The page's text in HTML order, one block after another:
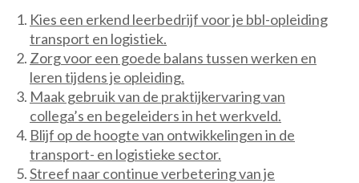
Kies een erkend leerbedrijf voor je bbl-opleiding
transport en logistiek.
Zorg voor een goede balans tussen werken en
leren tijdens je opleiding.
Maak gebruik van de praktijkervaring van
collega’s en begeleiders in het werkveld.
Blijf op de hoogte van ontwikkelingen in de
transport- en logistieke sector.
Streef naar continue verbetering van je